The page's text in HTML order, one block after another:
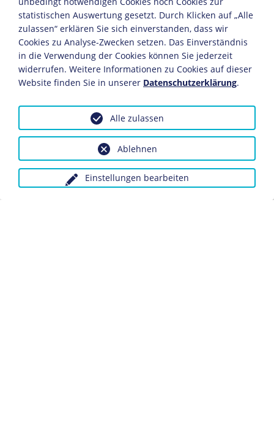
Fotograf: Hugo Jäger
Raumbild-Verlag Otto Schönstein
Flandern, Mai 1940
5,8 x 13,2 cm
Bildnachweis: Deutsches Historisches Museum,
Berlin
Inv.-Nr.: Schönstein 1512
Dieses Objekt ist eingebunden in folgende LeMO-Seite:
Die Besetzung von Belgien 1940
statistischen Auswertung gesetzt. Durch Klicken auf „Alle
zulassen“ erklären Sie sich einverstanden, dass wir
Cookies zu Analyse-Zwecken setzen. Das Einverständnis
in die Verwendung der Cookies können Sie jederzeit
widerrufen. Weitere Informationen zu Cookies auf dieser
Website finden Sie in unserer Datenschutzerklärung.
Einstellungen bearbeiten
Ablehnen
Alle zulassen